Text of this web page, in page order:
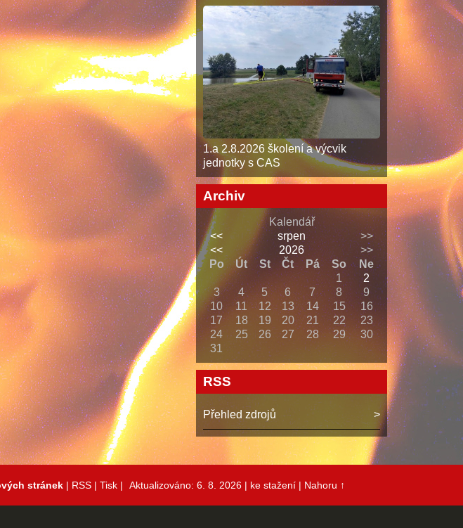
1.a 2.8.2026 školení a výcvik
jednotky s CAS
Archiv
Kalendář
<<
srpen
>>
<<
2026
>>
Po
Út St Čt Pá So
Ne
1
2
3
4 5 6 7 8
9
10
11 12 13 14 15
16
17
18 19 20 21 22
23
24
25 26 27 28 29
30
31
RSS
Přehled zdrojů
stránek | RSS | Tisk | Aktualizováno: 6. 8. 2026 | ke stažení | Nahoru ↑